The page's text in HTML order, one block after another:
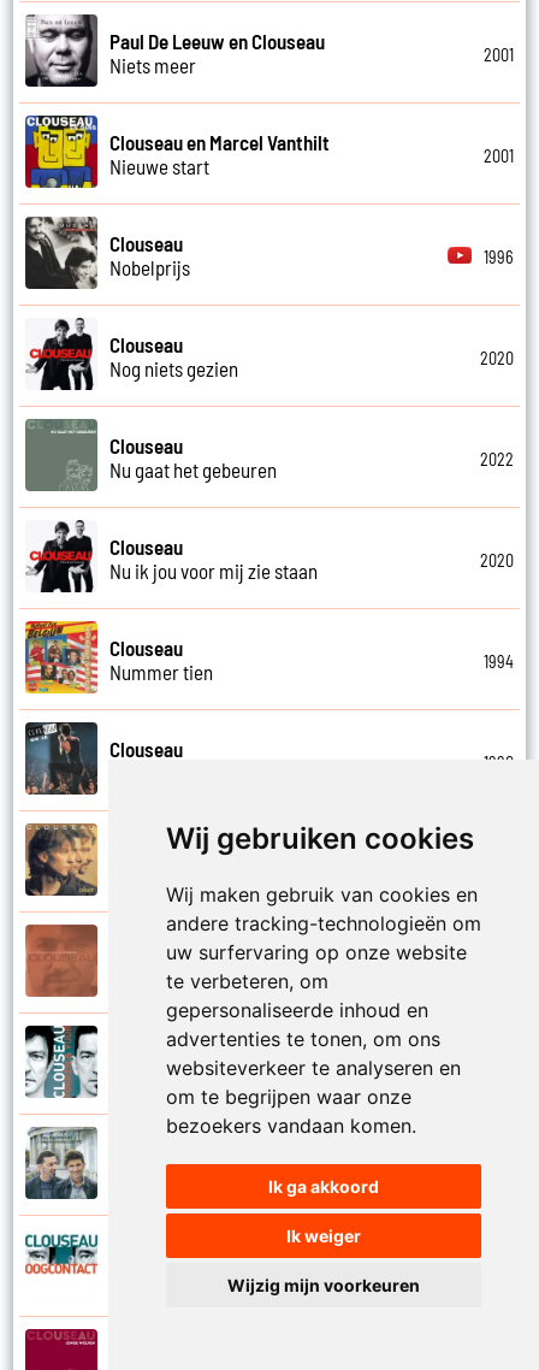
Wij gebruiken cookies
Wij maken gebruik van cookies en
andere tracking-technologieën om
uw surfervaring op onze website
te verbeteren, om
gepersonaliseerde inhoud en
advertenties te tonen, om ons
websiteverkeer te analyseren en
om te begrijpen waar onze
bezoekers vandaan komen.
Ik ga akkoord
Ik weiger
Wijzig mijn voorkeuren
Paul De Leeuw en Clouseau
Niets meer
2001
Clouseau en Marcel Vanthilt
Nieuwe start
2001
Clouseau
Nobelprijs
1996
Clouseau
Nog niets gezien
2020
Clouseau
Nu gaat het gebeuren
2022
Clouseau
Nu ik jou voor mij zie staan
2020
Clouseau
Nummer tien
1994
Clouseau
1990
Clouseau
Clouseau
Onvergetelijke nacht
Clouseau
Onvolmaakt
Onvoorwaardelijk wij
Clouseau